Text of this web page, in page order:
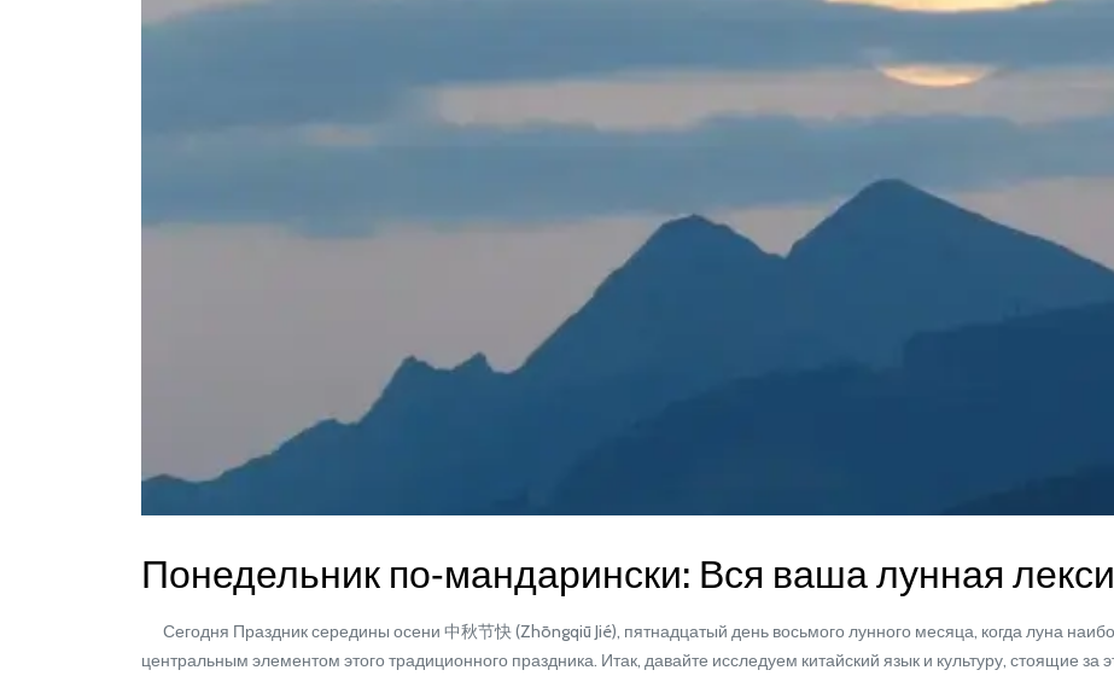
Понедельник по‑мандарински: Вся ваша лунная
Сегодня Праздник середины осени 中秋节快 (Zhōngqiū Jié), пятнадцатый день восьмого лунного месяца, когда луна
центральным элементом этого традиционного праздника. Итак, давайте исследуем китайский язык и культуру, стоящие за